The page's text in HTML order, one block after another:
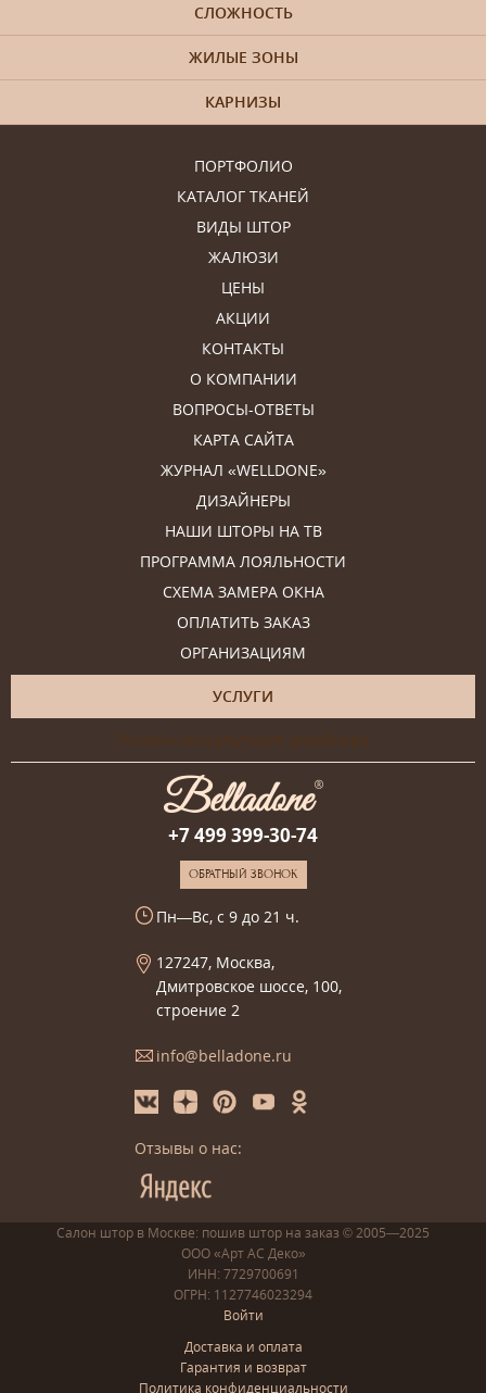
ПОРТФОЛИО
КАТАЛОГ ТКАНЕЙ
ВИДЫ ШТОР
ЖАЛЮЗИ
ЦЕНЫ
АКЦИИ
КОНТАКТЫ
О КОМПАНИИ
ВОПРОСЫ-ОТВЕТЫ
КАРТА САЙТА
ЖУРНАЛ «WELLDONE»
ДИЗАЙНЕРЫ
НАШИ ШТОРЫ НА ТВ
ПРОГРАММА ЛОЯЛЬНОСТИ
СХЕМА ЗАМЕРА ОКНА
ОПЛАТИТЬ ЗАКАЗ
ОРГАНИЗАЦИЯМ
УСЛУГИ
Онлайн-консультация дизайнера
СЛОЖНОСТЬ
ЖИЛЫЕ ЗОНЫ
КАРНИЗЫ
+7 499 399-30-74
ОБРАТНЫЙ ЗВОНОК
Пн—Вс, с 9 до 21 ч.
127247, Москва,
Дмитровское шоссе, 100,
строение 2
info@belladone.ru
Отзывы о нас:
Салон штор в Москве: пошив штор на заказ © 2005—2025
ООО «Арт АС Деко»
ИНН: 7729700691
ОГРН: 1127746023294
Войти
Доставка и оплата
Гарантия и возврат
Политика конфиденциальности